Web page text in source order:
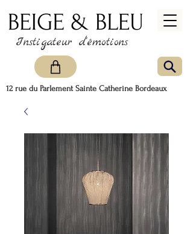
Instigateur d'émotions
12 rue du Parlement Sainte Catherine Bordeaux